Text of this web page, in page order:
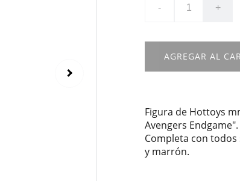
- +
AGREGAR AL
Figura de Hottoys
Avengers
Completa con todos
y marrón.